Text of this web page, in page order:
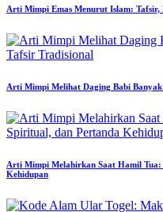
Arti Mimpi Emas Menurut Islam: Tafsir,
Arti Mimpi Melihat Daging Babi
Arti Mimpi Melahirkan Saat Hamil
Kehidupan